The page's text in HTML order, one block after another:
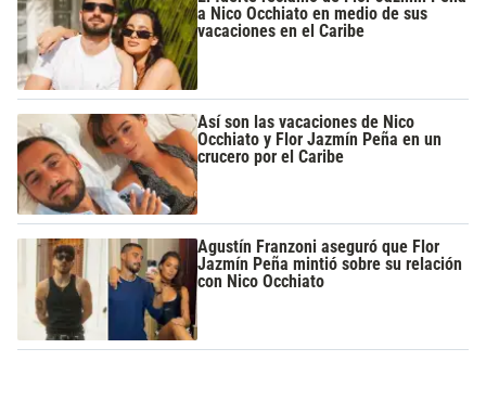
a Nico Occhiato en medio de sus
vacaciones en el Caribe
Así son las vacaciones de Nico
Occhiato y Flor Jazmín Peña en un
crucero por el Caribe
Agustín Franzoni aseguró que Flor
Jazmín Peña mintió sobre su relación
con Nico Occhiato